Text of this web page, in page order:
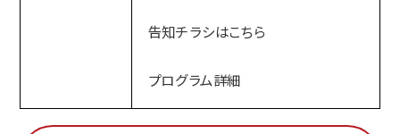
告知チラシはこちら
プログラム詳細